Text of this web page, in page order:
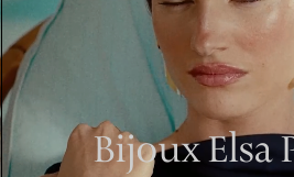
Bijoux Elsa